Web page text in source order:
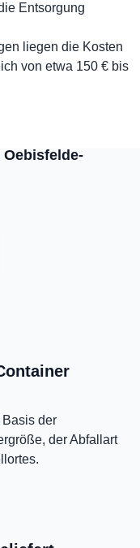
Entsorgung
liegen die Kosten
von etwa 150 € bis
Basis der
der Abfallart